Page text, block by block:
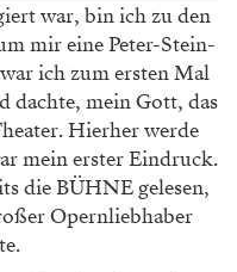
war, bin ich zu den
mir eine Peter-Stein-
ich zum ersten Mal
dachte, mein Gott, das
Hierher werde
mein erster Eindruck.
die BÜHNE gelesen,
Opernliebhaber